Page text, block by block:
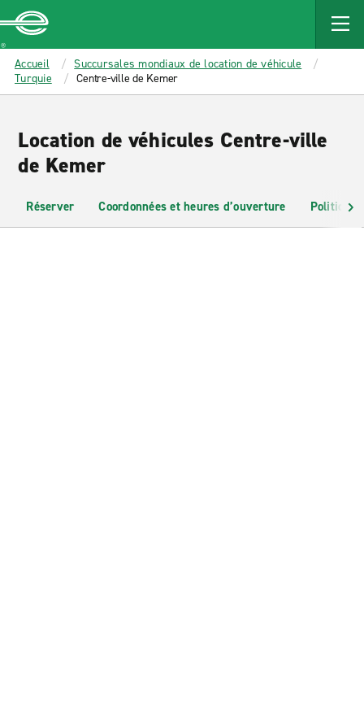
MAIN
CONTENT
Enterprise
Accueil
Succursales mondiaux de location de véhicule
Turquie
Centre-ville de Kemer
Location de véhicules Centre-ville
de Kemer
Réserver Coordonnées et heures d’ouverture Politiques